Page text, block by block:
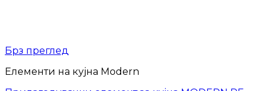
Брз преглед
Елементи на кујна Modern